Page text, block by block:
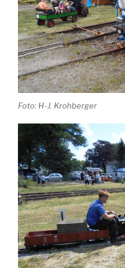
Foto: H-J. Krohberger